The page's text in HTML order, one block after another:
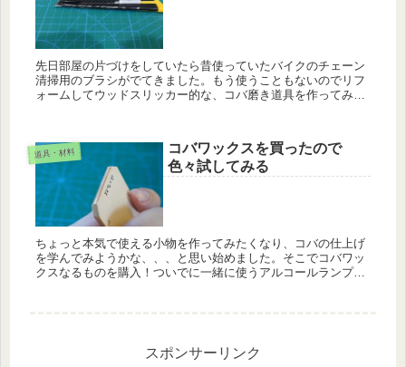
先日部屋の片づけをしていたら昔使っていたバイクのチェーン
清掃用のブラシがでてきました。もう使うこともないのでリフ
ォームしてウッドスリッカー的な、コバ磨き道具を作ってみる
道具・材料
コバワックスを買ったので
色々試してみる
ちょっと本気で使える小物を作ってみたくなり、コバの仕上げ
を学んでみようかな、、、と思い始めました。そこでコバワッ
クスなるものを購入！ついでに一緒に使うアルコールランプな
スポンサーリンク